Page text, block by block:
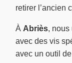
retirer l’ancien
À Abriès, nous
avec des vis
avec un outil